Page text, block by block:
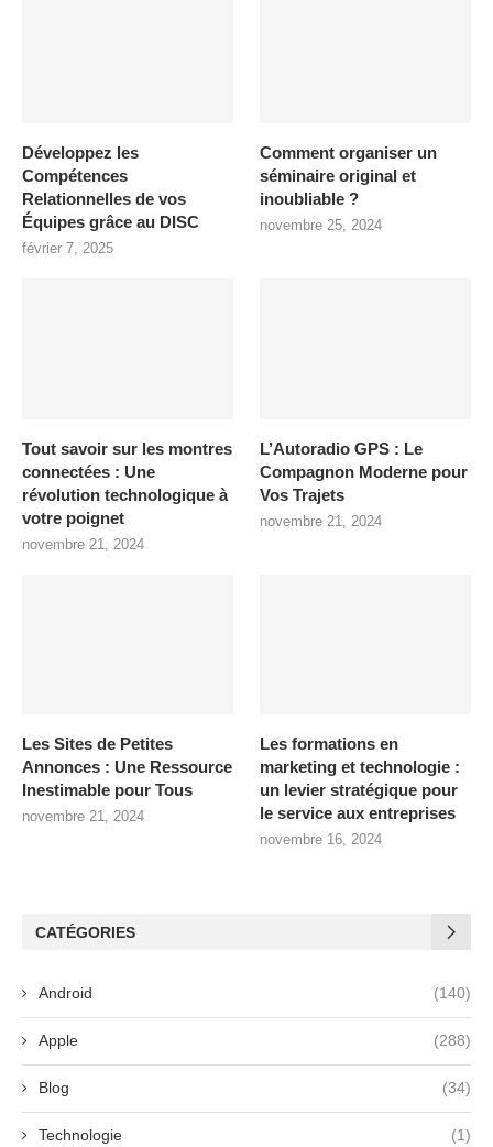
Développez les
Compétences
Relationnelles de vos
Équipes grâce au DISC
février 7, 2025
Comment organiser un
séminaire original et
inoubliable ?
novembre 25, 2024
Tout savoir sur les montres
connectées : Une
révolution technologique à
votre poignet
novembre 21, 2024
L’Autoradio GPS : Le
Compagnon Moderne pour
Vos Trajets
novembre 21, 2024
Les Sites de Petites
Annonces : Une Ressource
Inestimable pour Tous
novembre 21, 2024
Les formations en
marketing et technologie :
un levier stratégique pour
le service aux entreprises
novembre 16, 2024
CATÉGORIES
Android (140)
Apple (288)
Blog (34)
Technologie (1)